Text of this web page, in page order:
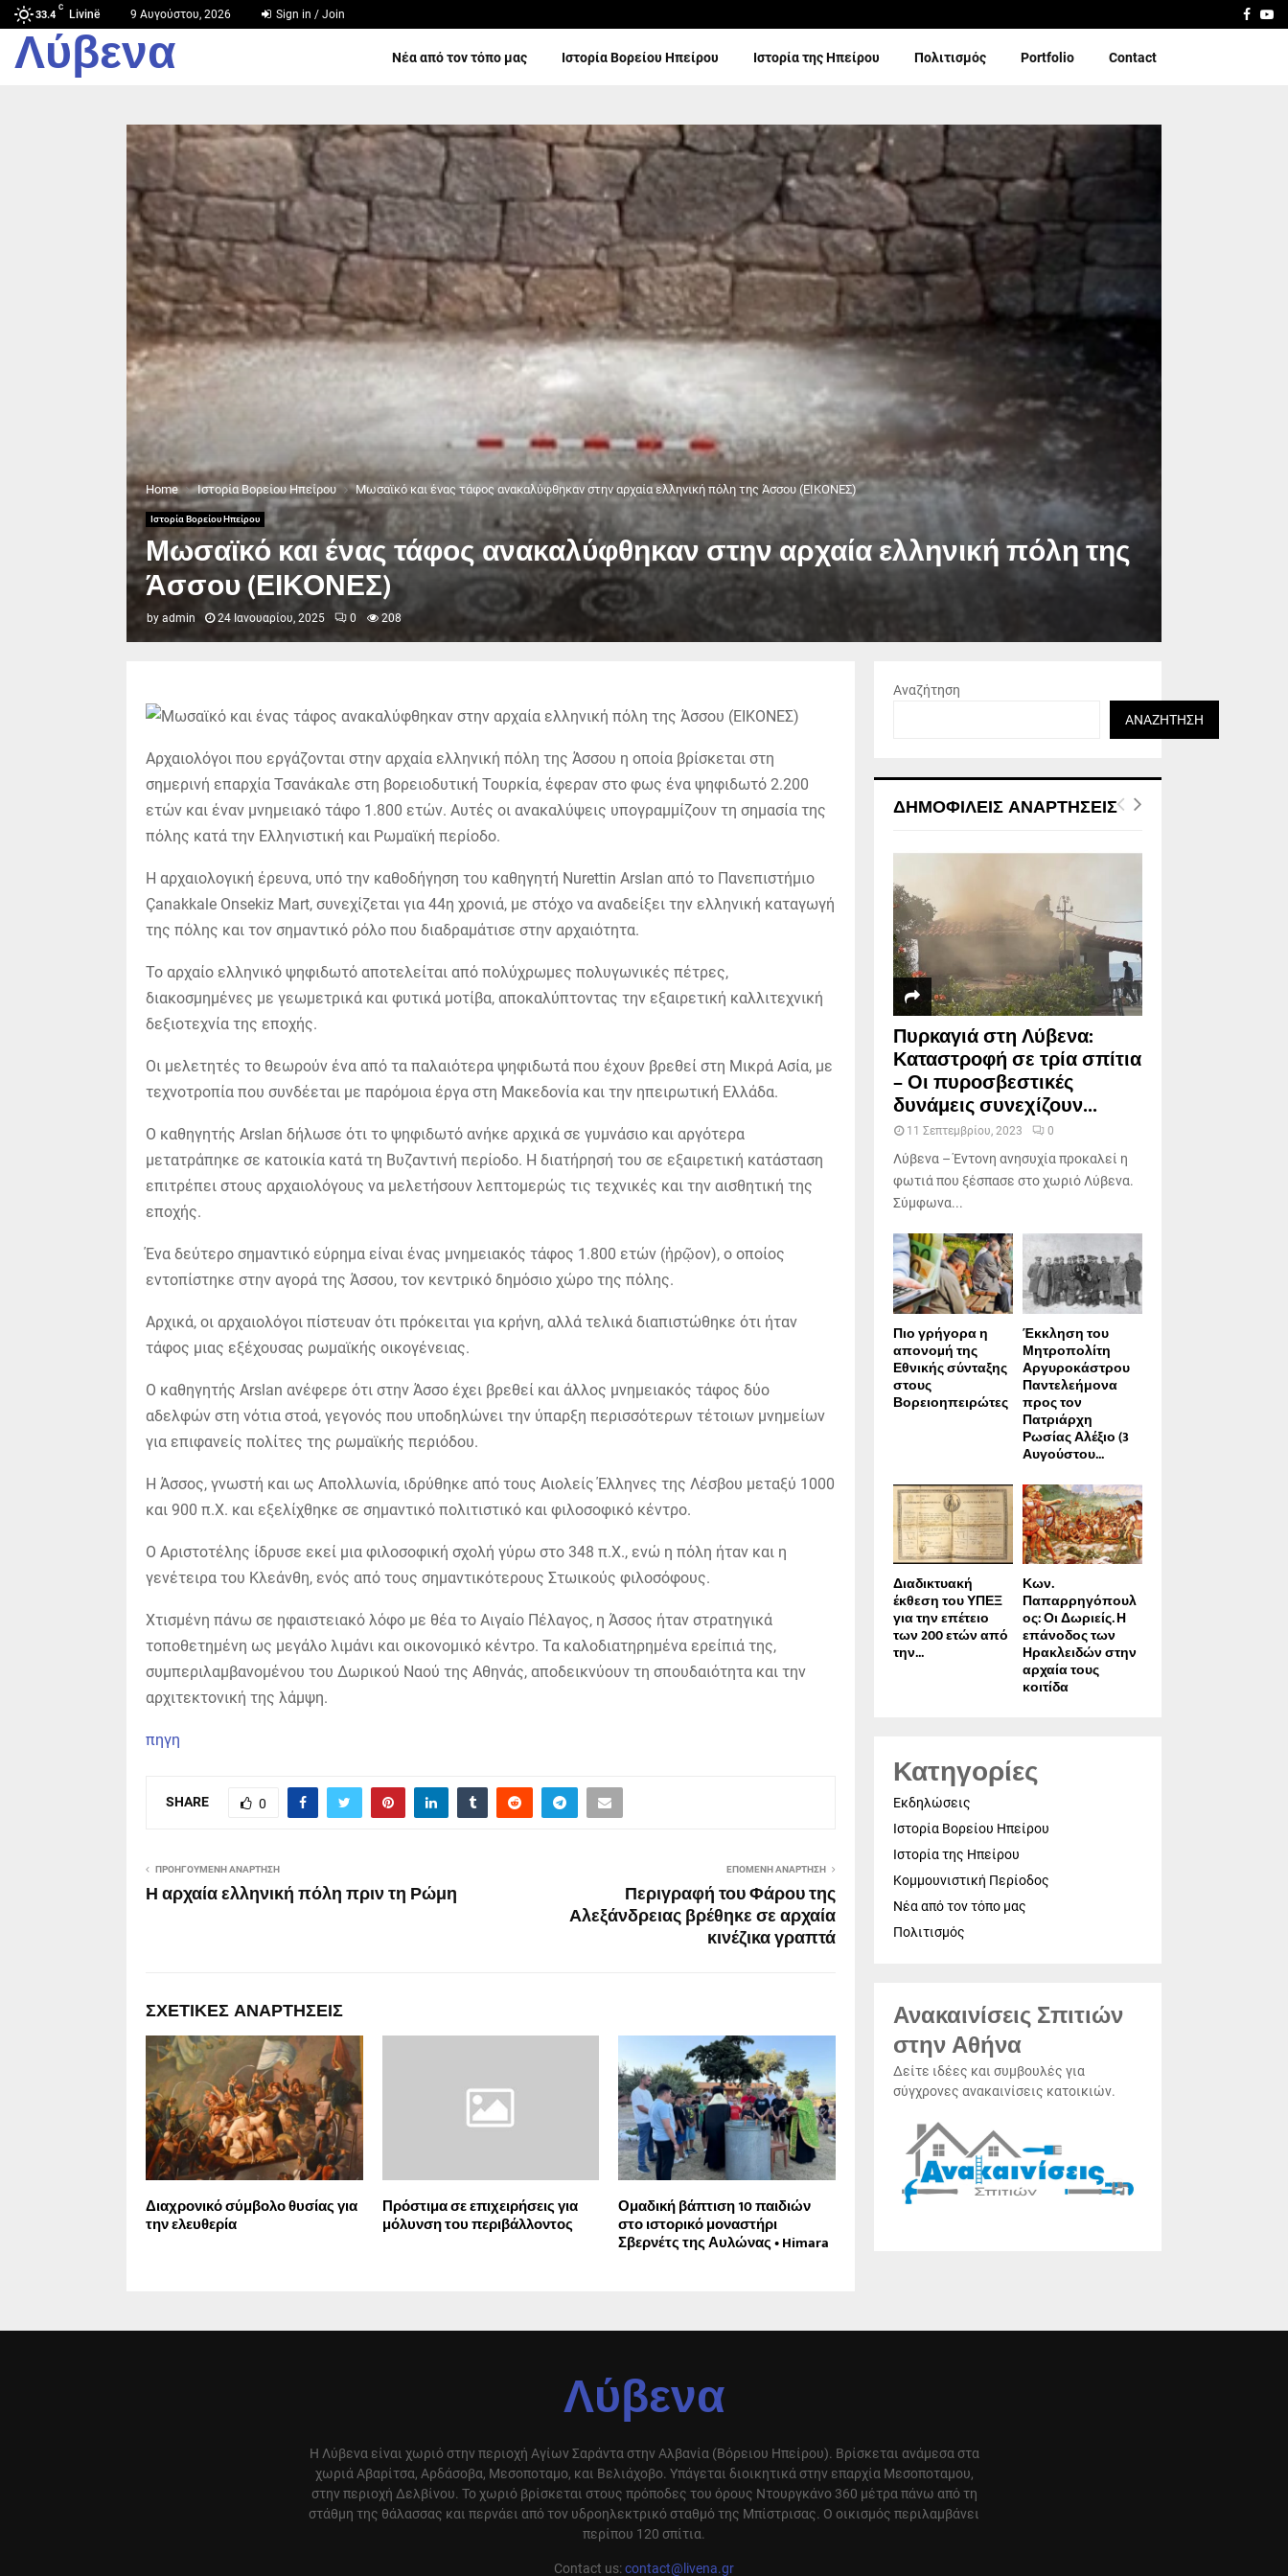
33.4
C
Livinë 9 Αυγούστου, 2026 Sign in / Join
Λύβενα Νέα από τον τόπο μας Ιστορία Βορείου Ηπείρου Ιστορία της Ηπείρου Πολιτισμός Portfolio Contact
Home Ιστορία Βορείου Ηπείρου Μωσαϊκό και ένας τάφος ανακαλύφθηκαν στην αρχαία ελληνική πόλη της Άσσου (ΕΙΚΟΝΕΣ)
Ιστορία Βορείου Ηπείρου
Μωσαϊκό και ένας τάφος ανακαλύφθηκαν στην αρχαία ελληνική πόλη της
Άσσου (ΕΙΚΟΝΕΣ)
by admin 24 Ιανουαρίου, 2025 0 208
Αρχαιολόγοι που εργάζονται στην αρχαία ελληνική πόλη της Άσσου η οποία βρίσκεται στη
σημερινή επαρχία Τσανάκαλε στη βορειοδυτική Τουρκία, έφεραν στο φως ένα ψηφιδωτό 2.200
ετών και έναν μνημειακό τάφο 1.800 ετών. Αυτές οι ανακαλύψεις υπογραμμίζουν τη σημασία της
πόλης κατά την Ελληνιστική και Ρωμαϊκή περίοδο.
Η αρχαιολογική έρευνα, υπό την καθοδήγηση του καθηγητή Nurettin Arslan από το Πανεπιστήμιο
Çanakkale Onsekiz Mart, συνεχίζεται για 44η χρονιά, με στόχο να αναδείξει την ελληνική καταγωγή
της πόλης και τον σημαντικό ρόλο που διαδραμάτισε στην αρχαιότητα.
Το αρχαίο ελληνικό ψηφιδωτό αποτελείται από πολύχρωμες πολυγωνικές πέτρες,
διακοσμημένες με γεωμετρικά και φυτικά μοτίβα, αποκαλύπτοντας την εξαιρετική καλλιτεχνική
δεξιοτεχνία της εποχής.
Οι μελετητές το θεωρούν ένα από τα παλαιότερα ψηφιδωτά που έχουν βρεθεί στη Μικρά Ασία, με
τεχνοτροπία που συνδέεται με παρόμοια έργα στη Μακεδονία και την ηπειρωτική Ελλάδα.
Ο καθηγητής Arslan δήλωσε ότι το ψηφιδωτό ανήκε αρχικά σε γυμνάσιο και αργότερα
μετατράπηκε σε κατοικία κατά τη Βυζαντινή περίοδο. Η διατήρησή του σε εξαιρετική κατάσταση
επιτρέπει στους αρχαιολόγους να μελετήσουν λεπτομερώς τις τεχνικές και την αισθητική της
εποχής.
Ένα δεύτερο σημαντικό εύρημα είναι ένας μνημειακός τάφος 1.800 ετών (ἡρῷον), ο οποίος
εντοπίστηκε στην αγορά της Άσσου, τον κεντρικό δημόσιο χώρο της πόλης.
Αρχικά, οι αρχαιολόγοι πίστευαν ότι πρόκειται για κρήνη, αλλά τελικά διαπιστώθηκε ότι ήταν
τάφος μιας εξέχουσας ρωμαϊκής οικογένειας.
Ο καθηγητής Arslan ανέφερε ότι στην Άσσο έχει βρεθεί και άλλος μνημειακός τάφος δύο
αδελφών στη νότια στοά, γεγονός που υποδηλώνει την ύπαρξη περισσότερων τέτοιων μνημείων
για επιφανείς πολίτες της ρωμαϊκής περιόδου.
Η Άσσος, γνωστή και ως Απολλωνία, ιδρύθηκε από τους Αιολείς Έλληνες της Λέσβου μεταξύ 1000
και 900 π.Χ. και εξελίχθηκε σε σημαντικό πολιτιστικό και φιλοσοφικό κέντρο.
Ο Αριστοτέλης ίδρυσε εκεί μια φιλοσοφική σχολή γύρω στο 348 π.Χ., ενώ η πόλη ήταν και η
γενέτειρα του Κλεάνθη, ενός από τους σημαντικότερους Στωικούς φιλοσόφους.
Χτισμένη πάνω σε ηφαιστειακό λόφο με θέα το Αιγαίο Πέλαγος, η Άσσος ήταν στρατηγικά
τοποθετημένη ως μεγάλο λιμάνι και οικονομικό κέντρο. Τα καλοδιατηρημένα ερείπιά της,
συμπεριλαμβανομένου του Δωρικού Ναού της Αθηνάς, αποδεικνύουν τη σπουδαιότητα και την
αρχιτεκτονική της λάμψη.
πηγη
SHARE 0
ΠΡΟΗΓΟΎΜΕΝΗ ΑΝΆΡΤΗΣΗ
Η αρχαία ελληνική πόλη πριν τη Ρώμη
ΕΠΌΜΕΝΗ ΑΝΆΡΤΗΣΗ
Περιγραφή του Φάρου της
Αλεξάνδρειας βρέθηκε σε αρχαία
κινέζικα γραπτά
ΣΧΕΤΙΚΈΣ ΑΝΑΡΤΉΣΕΙΣ
Διαχρονικό σύμβολο θυσίας για
την ελευθερία
Πρόστιμα σε επιχειρήσεις για
μόλυνση του περιβάλλοντος
Ομαδική βάπτιση 10 παιδιών
στο ιστορικό μοναστήρι
Σβερνέτς της Αυλώνας • Himara
Αναζήτηση
ΑΝΑΖΉΤΗΣΗ
ΔΗΜΟΦΙΛΕΊΣ ΑΝΑΡΤΉΣΕΙΣ
Πυρκαγιά στη Λύβενα:
Καταστροφή σε τρία σπίτια
– Οι πυροσβεστικές
δυνάμεις συνεχίζουν...
11 Σεπτεμβρίου, 2023 0
Λύβενα – Έντονη ανησυχία προκαλεί η
φωτιά που ξέσπασε στο χωριό Λύβενα.
Σύμφωνα...
Πιο γρήγορα η
απονοµή της
Εθνικής σύνταξης
στους
Βορειοηπειρώτες
Έκκληση του
Μητροπολίτη
Αργυροκάστρου
Παντελεήμονα
προς τον
Πατριάρχη
Ρωσίας Αλέξιο (3
Αυγούστου...
Διαδικτυακή
έκθεση του ΥΠΕΞ
για την επέτειο
των 200 ετών από
την...
Κων.
Παπαρρηγόπουλ
ος: Οι Δωριείς. Η
επάνοδος των
Ηρακλειδών στην
αρχαία τους
κοιτίδα
Κατηγορίες
Εκδηλώσεις
Ιστορία Βορείου Ηπείρου
Ιστορία της Ηπείρου
Κομμουνιστική Περίοδος
Νέα από τον τόπο μας
Πολιτισμός
Ανακαινίσεις Σπιτιών
στην Αθήνα
Δείτε ιδέες και συμβουλές για
σύγχρονες ανακαινίσεις κατοικιών.
Λύβενα
Η Λύβενα είναι χωριό στην περιοχή Αγίων Σαράντα στην Αλβανία (Βόρειου Ηπείρου). Βρίσκεται ανάμεσα στα
χωριά Αβαρίτσα, Αρδάσοβα, Μεσοποταμο, και Βελιάχοβο. Υπάγεται διοικητικά στην επαρχία Μεσοποταμου,
στην περιοχή Δελβίνου. Το χωριό βρίσκεται στους πρόποδες του όρους Ντουργκάνο 360 μέτρα πάνω από τη
στάθμη της θάλασσας και περνάει από τον υδροηλεκτρικό σταθμό της Μπίστρισας. Ο οικισμός περιλαμβάνει
περίπου 120 σπίτια.
Contact us:contact@livena.gr